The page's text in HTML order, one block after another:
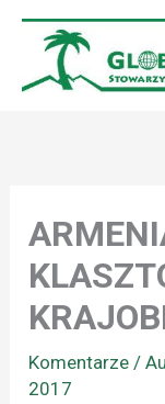
Przejdź
treści
Komentarze /
2017